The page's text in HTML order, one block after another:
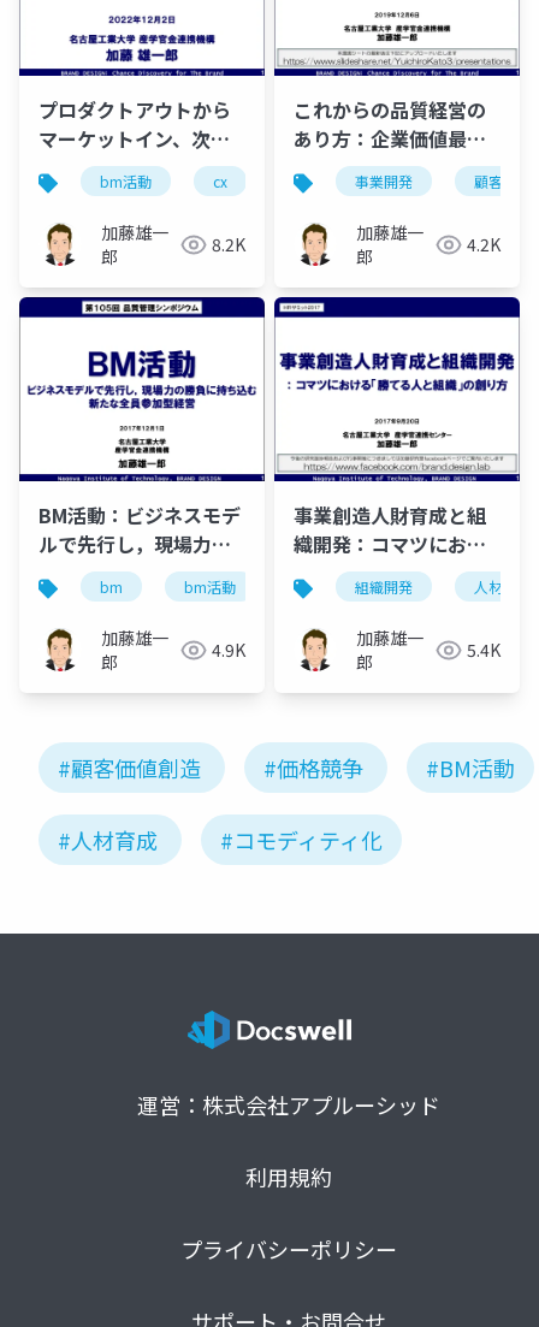
プロダクトアウトから
マーケットイン、次の
パラダイムは何か
bm活動 cx dx ux しくみづく
加藤雄一
郎
8.2K
これからの品質経営の
あり方：企業価値最大
化に向けた「顧客価値
創造活動」と「組織能
力強化」の連携
事業開発 顧客価値
加藤雄一
郎
4.2K
BM活動：ビジネスモデ
ルで先行し，現場力の
勝負に持ち込む新たな
全員参加型経営
bm bm活動 tqm ブランドマネジメント
加藤雄一
郎
4.9K
事業創造人財育成と組
織開発：コマツにおけ
る勝てる人と組織の創
り方
組織開発 人材開発
加藤雄一
郎
5.4K
#顧客価値創造 #価格競争 #BM活動
#人材育成 #コモディティ化
運営：株式会社アプルーシッド
利用規約
プライバシーポリシー